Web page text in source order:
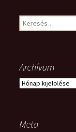
Keresés:
Archívum
Archívum
Meta